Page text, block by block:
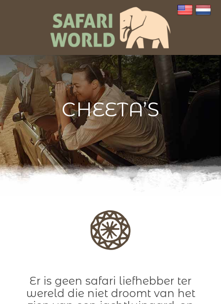
CHEETA’S
Er is geen safari liefhebber ter
wereld die niet droomt van het